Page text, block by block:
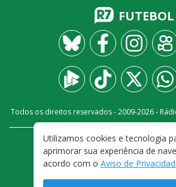
FUTEBOL
Todos os direitos reservados - 2009-2026-
FALE CONOSCO
TERMOS E CONDIÇÕES DE
Utilizamos cookies e tecnologia
aprimorar sua experiência de
acordo com o Aviso de